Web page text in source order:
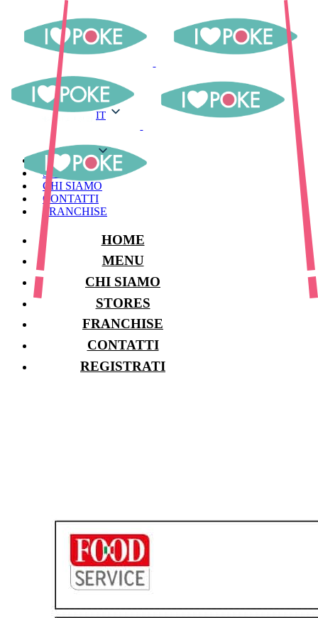
IT
MENU
STORES
CHI SIAMO
CONTATTI
FRANCHISE
HOME
MENU
CHI SIAMO
STORES
FRANCHISE
CONTATTI
REGISTRATI